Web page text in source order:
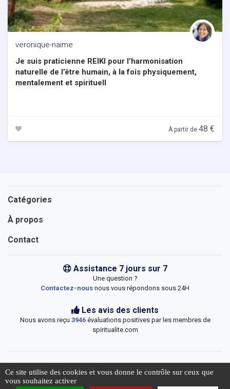
veronique-naime
Je suis praticienne REIKI pour l’harmonisation
naturelle de l’être humain, à la fois physiquement,
mentalement et spirituell
À partir de 48 €
Catégories
À propos
Contact
Assistance 7 jours sur 7
Une question ?
Contactez-nous nous vous répondons sous 24H
Les avis des clients
Nous avons reçu 3946évaluations positives par les membres de
spiritualite.com
Ce site utilise des cookies et vous donne le contrôle sur ceux que
vous souhaitez activer